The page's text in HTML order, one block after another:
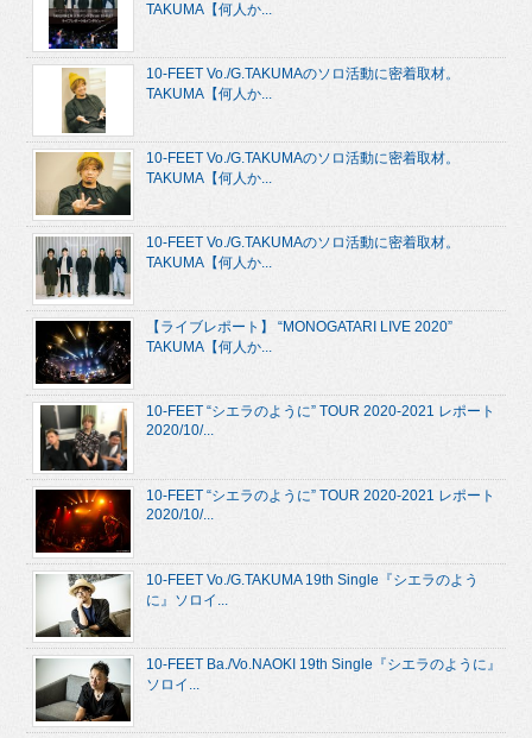
TAKUMA【何人か...
10-FEET Vo./G.TAKUMAのソロ活動に密着取材。
TAKUMA【何人か...
10-FEET Vo./G.TAKUMAのソロ活動に密着取材。
TAKUMA【何人か...
10-FEET Vo./G.TAKUMAのソロ活動に密着取材。
TAKUMA【何人か...
【ライブレポート】 “MONOGATARI LIVE 2020”
TAKUMA【何人か...
10-FEET “シエラのように” TOUR 2020-2021 レポート
2020/10/...
10-FEET “シエラのように” TOUR 2020-2021 レポート
2020/10/...
10-FEET Vo./G.TAKUMA 19th Single『シエラのよう
に』ソロイ...
10-FEET Ba./Vo.NAOKI 19th Single『シエラのように』
ソロイ...